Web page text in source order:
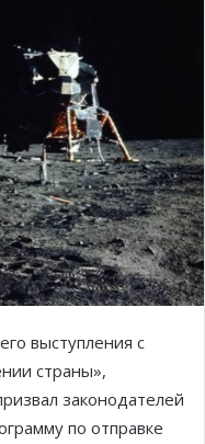
выступления с
страны»,
законодателей
по отправке